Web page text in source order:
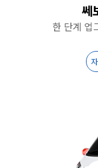
쎄
한 단계 업